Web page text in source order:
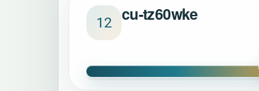
12 cu-tz60wke